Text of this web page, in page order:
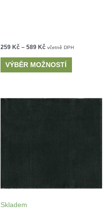
259 Kč – 589 Kč včetně DPH
VÝBĚR MOŽNOSTÍ
Skladem